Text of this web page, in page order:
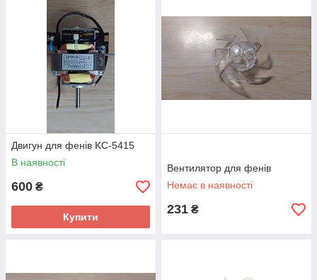
Двигун для фенів KC-5415
В наявності
600 ₴
Купити
Вентилятор для фенів
Немає в наявності
231 ₴